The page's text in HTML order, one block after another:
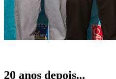
20 anos depois...